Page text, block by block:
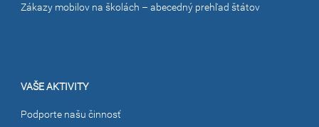
Zákazy mobilov na školách – abecedný prehľad štátov
VAŠE AKTIVITY
Podporte našu činnosť